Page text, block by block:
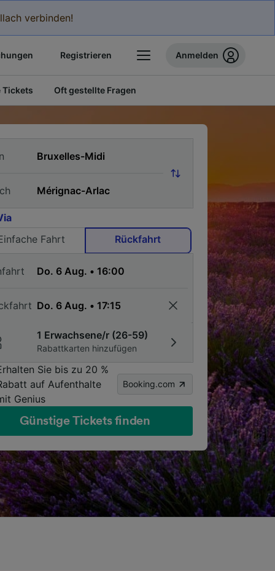
verbinden!
Registrieren Anmelden
Tickets Oft gestellte Fragen
Fahrt
Rückfahrt
1 Erwachsene/r (26-59)
Rabattkarten hinzufügen
Sie bis zu 20 %
auf Aufenthalte
Genius
Booking.com
Günstige Tickets finden